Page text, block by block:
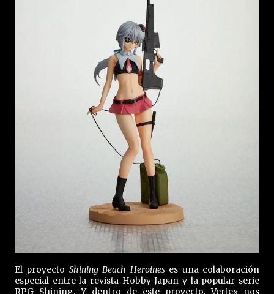
El proyecto Shining Beach Heroineses una colaboración
especial entre la revista Hobby Japan y la popular serie
RPG Shining. Y dentro de este proyecto, Vertex nos